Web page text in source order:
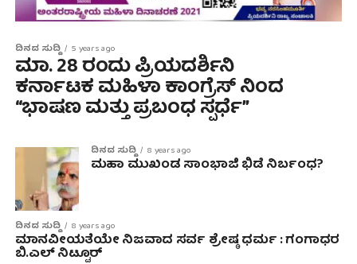
ದಿನದ ಸುದ್ದಿ 5 years ago
ಮಾ. 28 ರಂದು ಪ್ರಿಯದರ್ಶಿನಿ
ಕರ್ನಾಟಕ ಮಹಿಳಾ ಕಾಂಗ್ರೆಸ್ ನಿಂದ
“ಭಾಷಣ ಮತ್ತು ಪ್ರಬಂಧ ಸ್ಪರ್ಧೆ”
ದಿನದ ಸುದ್ದಿ 8 years ago
ಮಹಾ ಮುಖಂಡ ಸಾಂಭಾಜಿ ಭಿಡೆ ನಿರ್ಬಂಧ?
ದಿನದ ಸುದ್ದಿ 8 years ago
ಮಾನವೀಯತೆಯೇ ನಿಜವಾದ ಸರ್ವ ಶ್ರೇಷ್ಠ ಧರ್ಮ : ಗಂಗಾಧರ
ಬಿ.ಎಲ್ ನಿಟ್ಟೂರ್